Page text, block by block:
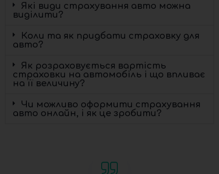
Які види страхування авто можна
виділити?
Коли та як придбати страховку для
авто?
Як розраховується вартість
страховки на автомобіль і що впливає
на її величину?
Чи можливо оформити страхування
авто онлайн, і як це зробити?